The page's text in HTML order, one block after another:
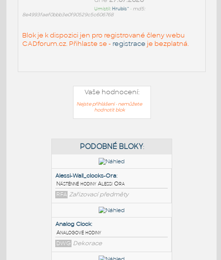
Umístil: Hrubis^ • md5:
8e4993faef0bbb3e0f90529c5c606768
Blok je k dispozici jen pro registrované členy webu
CADforum.cz. Přihlaste se - registrace je bezplatná.
Vaše hodnocení:
Nejste přihlášeni - nemůžete
hodnotit blok
Alessi-Wall_clocks-Ora